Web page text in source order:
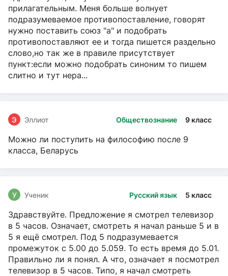
прилагательным. Меня больше волнует
подразумеваемое противопоставление, говорят
нужно поставить союз "а" и подобрать
противопоставляют ее и тогда пишется раздельно
слово,но так же в правиле присутствует
пункт:если можно подобрать синоним то пишем
слитно и тут нера...
Обществознание 9 класс
Э Эллиот
Можно ли поступить на философию после 9
класса, Беларусь
Русский язык 5 класс
У Ученик
Здравствуйте. Предложение я смотрел телевизор
в 5 часов. Означает, смотреть я начал раньше 5 и в
5 я ещё смотрел. Под 5 подразумевается
промежуток с 5.00 до 5.059. То есть время до 5.01.
Правильно ли я понял. А что, означает я посмотрел
телевизор в 5 часов. Типо, я начал смотреть